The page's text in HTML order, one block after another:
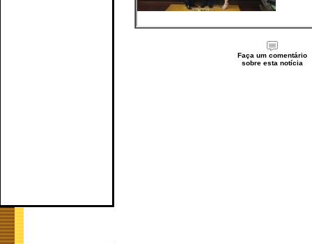
Faça um comentário
sobre esta notícia